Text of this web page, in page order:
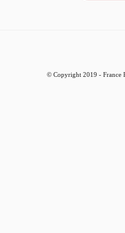
© Copyright 2019 - France